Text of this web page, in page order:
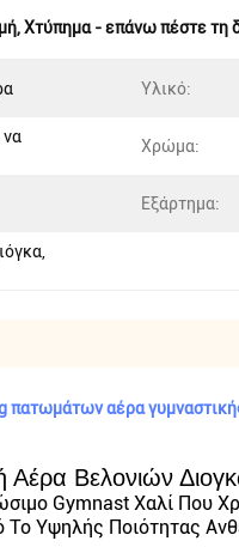
,Χτύπημα - επάνω πέστε τη
Υλικό:
να
Χρώμα:
Εξάρτημα:
αέρα
Βελονιών
Gymnast Χαλί Που
Το Υψηλής Ποιότητας